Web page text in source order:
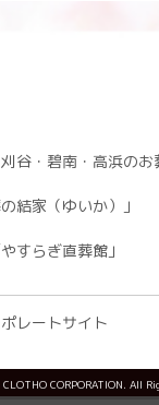
谷・碧南・高浜のお
結家（ゆいか）」
すらぎ直葬館」
レートサイト
CORPORATION. All